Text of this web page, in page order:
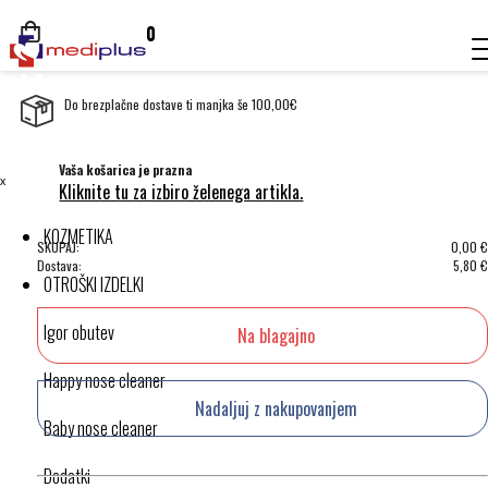
0
Do brezplačne dostave ti manjka še 100,00€
Vaša košarica je prazna
Kliknite tu za izbiro želenega artikla.
SKUPAJ: 0,00 €
Dostava:
5,80 €
Na blagajno
Nadaljuj z nakupovanjem
ˣ
KOZMETIKA
OTROŠKI IZDELKI
Igor obutev
Happy nose cleaner
Baby nose cleaner
Dodatki